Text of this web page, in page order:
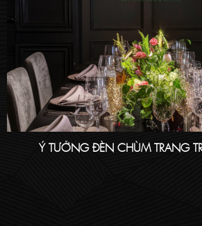
Ý TƯỞNG ĐÈN CHÙM TRANG